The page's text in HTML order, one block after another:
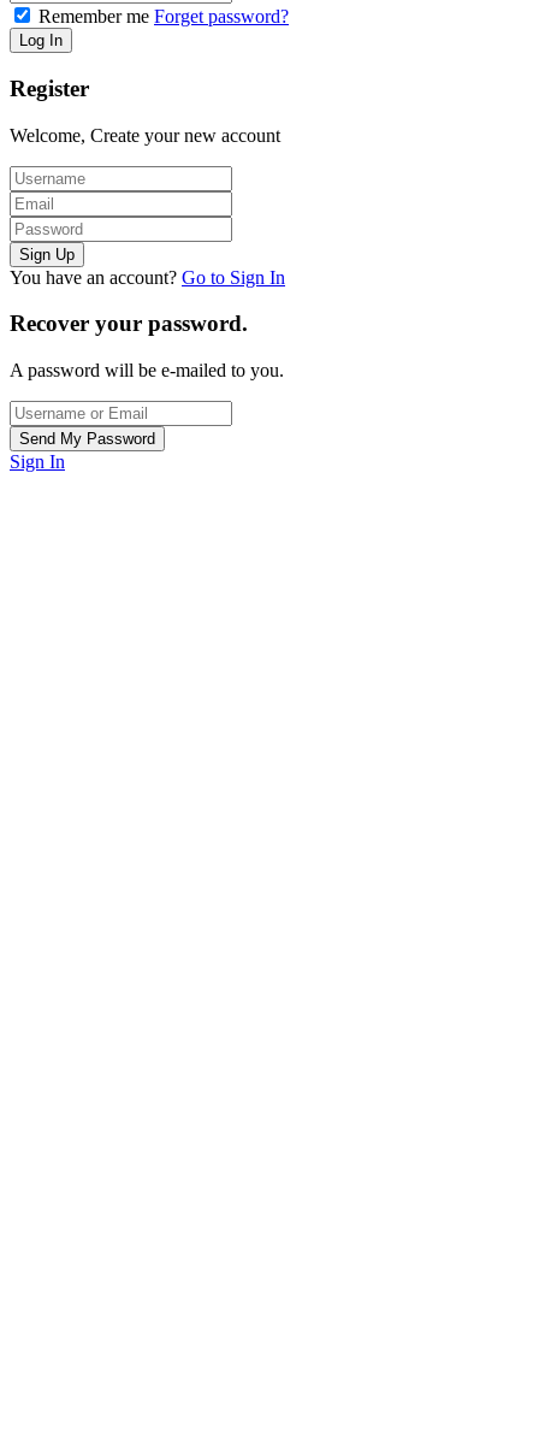
Remember me Forget password?
Register
Welcome, Create your new account
You have an account? Go to Sign In
Recover your password.
A password will be e-mailed to you.
Sign In